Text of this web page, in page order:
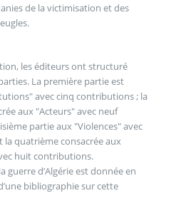
de la victimisation et des
les éditeurs ont structuré
La première partie est
avec cinq contributions ; la
aux "Acteurs" avec neuf
partie aux "Violences" avec
quatrième consacrée aux
huit contributions.
guerre d’Algérie est donnée en
bibliographie sur cette